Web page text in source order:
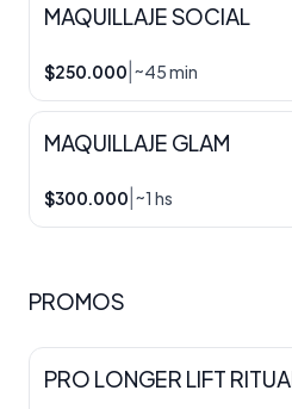
MAQUILLAJE SOCIAL
$250.000 ~45 min
MAQUILLAJE GLAM
$300.000 ~1 hs
PROMOS
PRO LONGER LIFT